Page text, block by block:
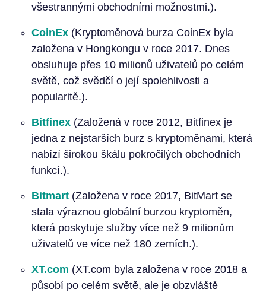
všestrannými obchodními možnostmi.).
CoinEx(Kryptoměnová burza CoinEx byla
založena v Hongkongu v roce 2017. Dnes
obsluhuje přes 10 milionů uživatelů po celém
světě, což svědčí o její spolehlivosti a
popularitě.).
Bitfinex(Založená v roce 2012, Bitfinex je
jedna z nejstarších burz s kryptoměnami, která
nabízí širokou škálu pokročilých obchodních
funkcí.).
Bitmart(Založena v roce 2017, BitMart se
stala výraznou globální burzou kryptoměn,
která poskytuje služby více než 9 milionům
uživatelů ve více než 180 zemích.).
XT.com (XT.com byla založena v roce 2018 a
působí po celém světě, ale je obzvláště